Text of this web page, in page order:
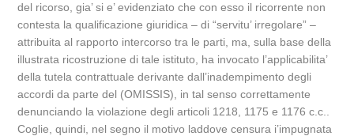
del ricorso, gia’ si e’ evidenziato che con esso il ricorrente non
contesta la qualificazione giuridica – di “servitu’ irregolare” –
attribuita al rapporto intercorso tra le parti, ma, sulla base della
illustrata ricostruzione di tale istituto, ha invocato l’applicabilita’
della tutela contrattuale derivante dall’inadempimento degli
accordi da parte del (OMISSIS), in tal senso correttamente
denunciando la violazione degli articoli 1218, 1175 e 1176 c.c..
Coglie, quindi, nel segno il motivo laddove censura i’impugnata